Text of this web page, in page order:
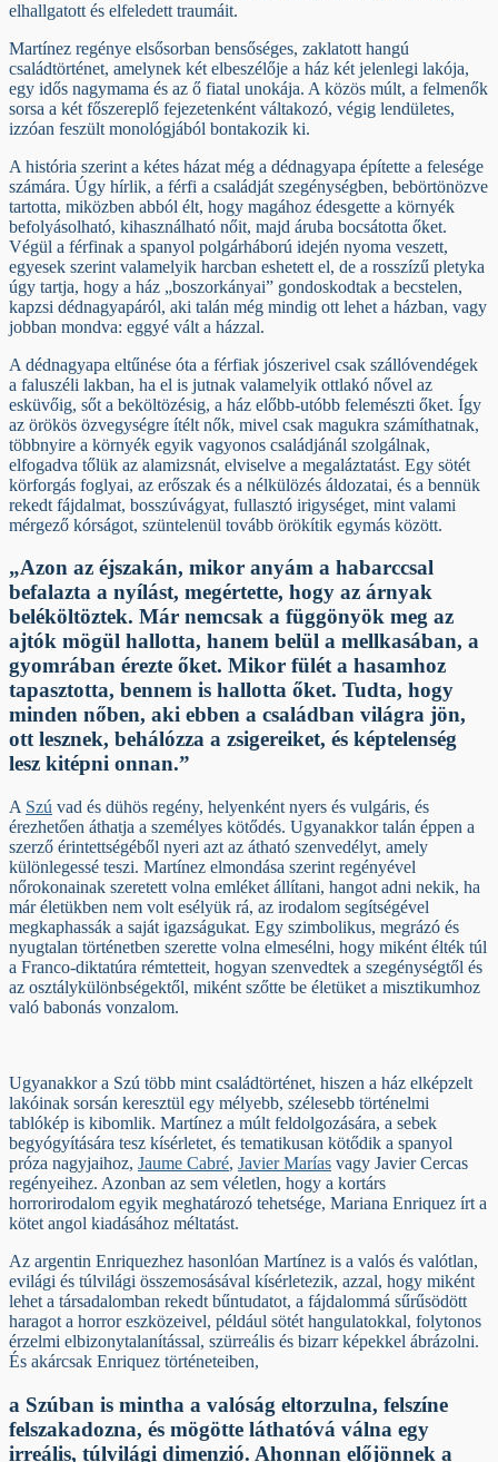
elhallgatott és elfeledett traumáit.
Martínez regénye elsősorban bensőséges, zaklatott hangú
családtörténet, amelynek két elbeszélője a ház két jelenlegi lakója,
egy idős nagymama és az ő fiatal unokája. A közös múlt, a felmenők
sorsa a két főszereplő fejezetenként váltakozó, végig lendületes,
izzóan feszült monológjából bontakozik ki.
A história szerint a kétes házat még a dédnagyapa építette a felesége
számára. Úgy hírlik, a férfi a családját szegénységben, bebörtönözve
tartotta, miközben abból élt, hogy magához édesgette a környék
befolyásolható, kihasználható nőit, majd áruba bocsátotta őket.
Végül a férfinak a spanyol polgárháború idején nyoma veszett,
egyesek szerint valamelyik harcban eshetett el, de a rosszízű pletyka
úgy tartja, hogy a ház „boszorkányai” gondoskodtak a becstelen,
kapzsi dédnagyapáról, aki talán még mindig ott lehet a házban, vagy
jobban mondva: eggyé vált a házzal.
A dédnagyapa eltűnése óta a férfiak jószerivel csak szállóvendégek
a faluszéli lakban, ha el is jutnak valamelyik ottlakó nővel az
esküvőig, sőt a beköltözésig, a ház előbb-utóbb felemészti őket. Így
az örökös özvegységre ítélt nők, mivel csak magukra számíthatnak,
többnyire a környék egyik vagyonos családjánál szolgálnak,
elfogadva tőlük az alamizsnát, elviselve a megaláztatást. Egy sötét
körforgás foglyai, az erőszak és a nélkülözés áldozatai, és a bennük
rekedt fájdalmat, bosszúvágyat, fullasztó irigységet, mint valami
mérgező kórságot, szüntelenül tovább örökítik egymás között.
„Azon az éjszakán, mikor anyám a habarccsal
befalazta a nyílást, megértette, hogy az árnyak
beléköltöztek. Már nemcsak a függönyök meg az
ajtók mögül hallotta, hanem belül a mellkasában, a
gyomrában érezte őket. Mikor fülét a hasamhoz
tapasztotta, bennem is hallotta őket. Tudta, hogy
minden nőben, aki ebben a családban világra jön,
ott lesznek, behálózza a zsigereiket, és képtelenség
lesz kitépni onnan.”
A Szú vad és dühös regény, helyenként nyers és vulgáris, és
érezhetően áthatja a személyes kötődés. Ugyanakkor talán éppen a
szerző érintettségéből nyeri azt az átható szenvedélyt, amely
különlegessé teszi. Martínez elmondása szerint regényével
nőrokonainak szeretett volna emléket állítani, hangot adni nekik, ha
már életükben nem volt esélyük rá, az irodalom segítségével
megkaphassák a saját igazságukat. Egy szimbolikus, megrázó és
nyugtalan történetben szerette volna elmesélni, hogy miként élték túl
a Franco-diktatúra rémtetteit, hogyan szenvedtek a szegénységtől és
az osztálykülönbségektől, miként szőtte be életüket a misztikumhoz
való babonás vonzalom.
Ugyanakkor a Szú több mint családtörténet, hiszen a ház elképzelt
lakóinak sorsán keresztül egy mélyebb, szélesebb történelmi
tablókép is kibomlik. Martínez a múlt feldolgozására, a sebek
begyógyítására tesz kísérletet, és tematikusan kötődik a spanyol
próza nagyjaihoz, Jaume Cabré, Javier Marías vagy Javier Cercas
regényeihez. Azonban az sem véletlen, hogy a kortárs
horrorirodalom egyik meghatározó tehetsége, Mariana Enriquez írt a
kötet angol kiadásához méltatást.
Az argentin Enriquezhez hasonlóan Martínez is a valós és valótlan,
evilági és túlvilági összemosásával kísérletezik, azzal, hogy miként
lehet a társadalomban rekedt bűntudatot, a fájdalommá sűrűsödött
haragot a horror eszközeivel, például sötét hangulatokkal, folytonos
érzelmi elbizonytalanítással, szürreális és bizarr képekkel ábrázolni.
És akárcsak Enriquez történeteiben,
a Szúban is mintha a valóság eltorzulna, felszíne
felszakadozna, és mögötte láthatóvá válna egy
irreális, túlvilági dimenzió. Ahonnan előjönnek a